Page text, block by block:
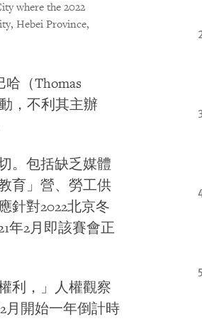
where the 2022
Hebei Province,
（Thomas
，不利其主辦
。包括缺乏媒體
育」營、勞工供
針對2022北京冬
年2月即該賽會正
利，」人權觀察
月開始一年倒計時